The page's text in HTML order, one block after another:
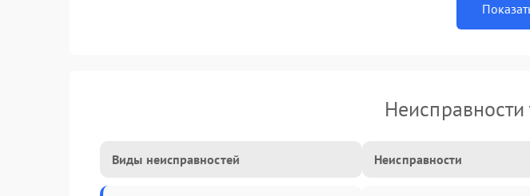
Виды неисправностей Неисправности